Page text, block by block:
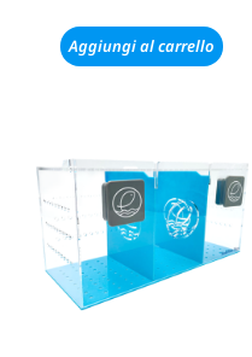
Aggiungi al carrello